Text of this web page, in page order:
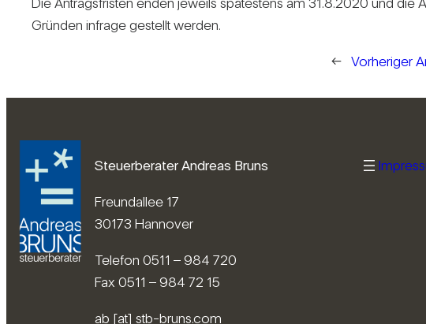
Gründen infrage gestellt werden.
← Vorheriger
Steuerberater Andreas Bruns
Freundallee 17
30173 Hannover
Telefon 0511 – 984 720
Fax 0511 – 984 72 15
ab [at] stb-bruns.com